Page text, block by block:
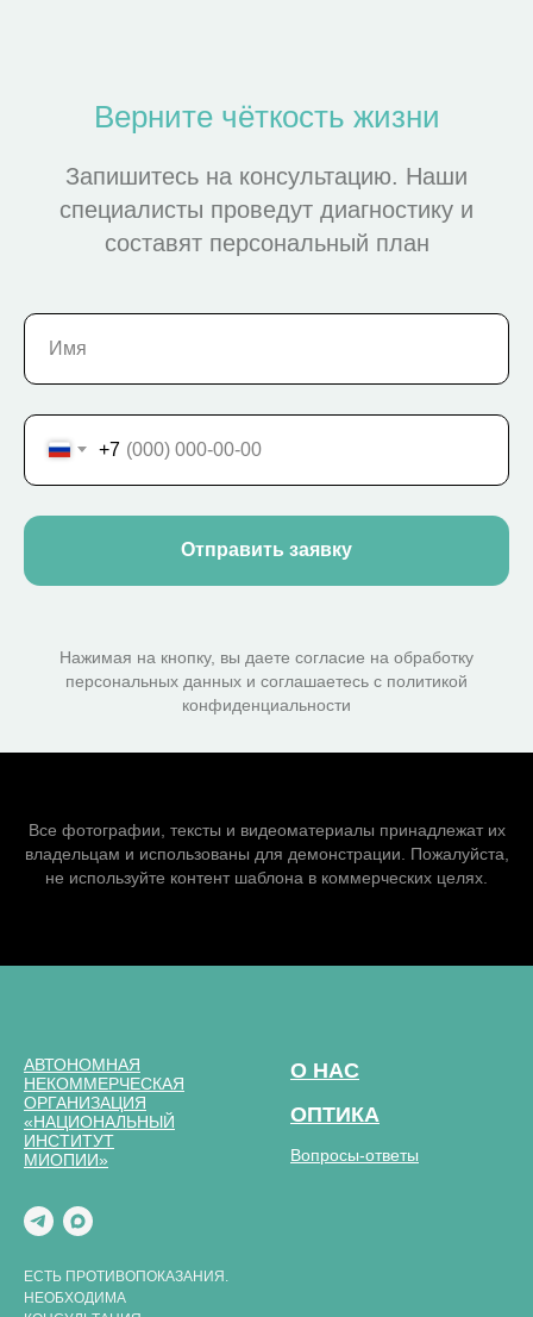
Верните чёткость жизни
Запишитесь на консультацию. Наши
специалисты проведут диагностику и
составят персональный план
+7
Отправить заявку
Нажимая на кнопку, вы даете согласие на обработку
персональных данных и соглашаетесь c политикой
конфиденциальности
Все фотографии, тексты и видеоматериалы принадлежат их
владельцам и использованы для демонстрации. Пожалуйста,
не используйте контент шаблона в коммерческих целях.
АВТОНОМНАЯ
НЕКОММЕРЧЕСКАЯ
ОРГАНИЗАЦИЯ
«НАЦИОНАЛЬНЫЙ
ИНСТИТУТ
МИОПИИ»
ЕСТЬ ПРОТИВОПОКАЗАНИЯ.
НЕОБХОДИМА
О НАС
ОПТИКА
Вопросы-ответы